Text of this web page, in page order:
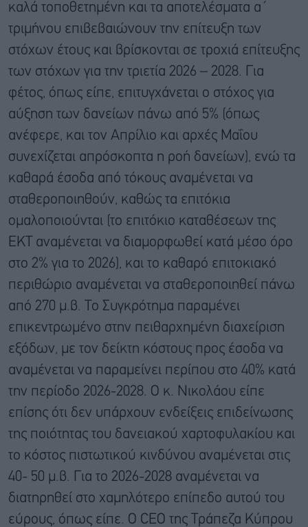
καλά τοποθετημένη και τα αποτελέσματα α΄
τριμήνου επιβεβαιώνουν την επίτευξη των
στόχων έτους και βρίσκονται σε τροχιά επίτευξης
των στόχων για την τριετία 2026 – 2028. Για
φέτος, όπως είπε, επιτυγχάνεται ο στόχος για
αύξηση των δανείων πάνω από 5% (όπως
ανέφερε, και τον Απρίλιο και αρχές Μαΐου
συνεχίζεται απρόσκοπτα η ροή δανείων), ενώ τα
καθαρά έσοδα από τόκους αναμένεται να
σταθεροποιηθούν, καθώς τα επιτόκια
ομαλοποιούνται (το επιτόκιο καταθέσεων της
ΕΚΤ αναμένεται να διαμορφωθεί κατά μέσο όρο
στο 2% για το 2026), και το καθαρό επιτοκιακό
περιθώριο αναμένεται να σταθεροποιηθεί πάνω
από 270 μ.β. Το Συγκρότημα παραμένει
επικεντρωμένο στην πειθαρχημένη διαχείριση
εξόδων, με τον δείκτη κόστους προς έσοδα να
αναμένεται να παραμείνει περίπου στο 40% κατά
την περίοδο 2026-2028. Ο κ. Νικολάου είπε
επίσης ότι δεν υπάρχουν ενδείξεις επιδείνωσης
της ποιότητας του δανειακού χαρτοφυλακίου και
το κόστος πιστωτικού κινδύνου αναμένεται στις
40- 50 μ.β. Για το 2026-2028 αναμένεται να
διατηρηθεί στο χαμηλότερο επίπεδο αυτού του
εύρους, όπως είπε. Ο CEO της Τράπεζα Κύπρου